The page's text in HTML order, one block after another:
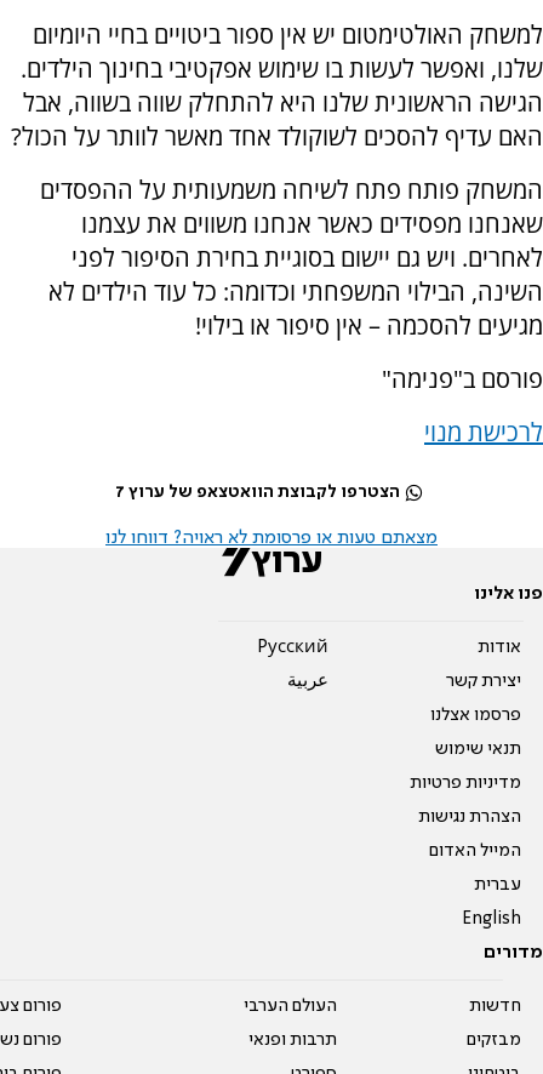
למשחק האולטימטום יש אין ספור ביטויים בחיי היומיום
שלנו, ואפשר לעשות בו שימוש אפקטיבי בחינוך הילדים.
הגישה הראשונית שלנו היא להתחלק שווה בשווה, אבל
האם עדיף להסכים לשוקולד אחד מאשר לוותר על הכול?
המשחק פותח פתח לשיחה משמעותית על ההפסדים
שאנחנו מפסידים כאשר אנחנו משווים את עצמנו
לאחרים. ויש גם יישום בסוגיית בחירת הסיפור לפני
השינה, הבילוי המשפחתי וכדומה: כל עוד הילדים לא
מגיעים להסכמה – אין סיפור או בילוי!
פורסם ב"פנימה"
לרכישת מנוי
הצטרפו לקבוצת הוואטצאפ של ערוץ 7
מצאתם טעות או פרסומת לא ראויה? דווחו לנו
פנו אלינו
אודות
יצירת קשר
פרסמו אצלנו
תנאי שימוש
מדיניות פרטיות
הצהרת נגישות
המייל האדום
עברית
English
Pусский
عربية
מדורים
חדשות
מבזקים
העולם הערבי
תרבות ופנאי
פורום
פורום